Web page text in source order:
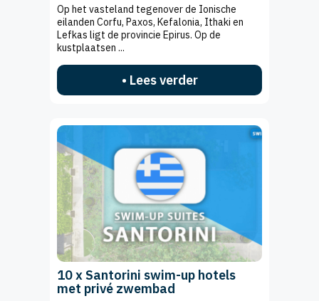
Op het vasteland tegenover de Ionische
eilanden Corfu, Paxos, Kefalonia, Ithaki en
Lefkas ligt de provincie Epirus. Op de
kustplaatsen ...
• Lees verder
10 x Santorini swim-up hotels
met privé zwembad